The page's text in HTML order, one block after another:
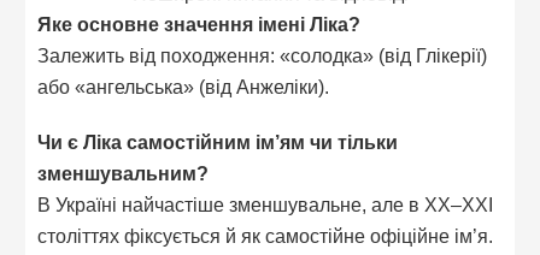
Яке основне значення імені Ліка?
Залежить від походження: «солодка» (від Глікерії)
або «ангельська» (від Анжеліки).
Чи є Ліка самостійним ім’ям чи тільки
зменшувальним?
В Україні найчастіше зменшувальне, але в XX–XXI
століттях фіксується й як самостійне офіційне ім’я.